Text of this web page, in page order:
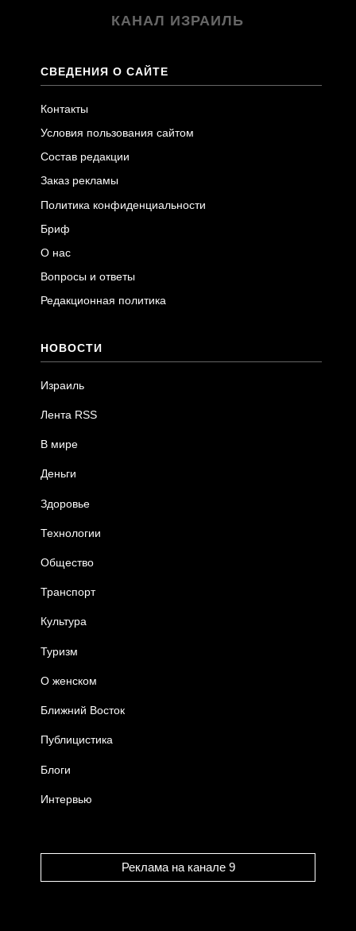
КАНАЛ ИЗРАИЛЬ
СВЕДЕНИЯ О САЙТЕ
Контакты
Условия пользования сайтом
Состав редакции
Заказ рекламы
Политика конфиденциальности
Бриф
О нас
Вопросы и ответы
Редакционная политика
НОВОСТИ
Израиль
Лента RSS
В мире
Деньги
Здоровье
Технологии
Общество
Транспорт
Культура
Туризм
О женском
Ближний Восток
Публицистика
Блоги
Интервью
Реклама на канале 9